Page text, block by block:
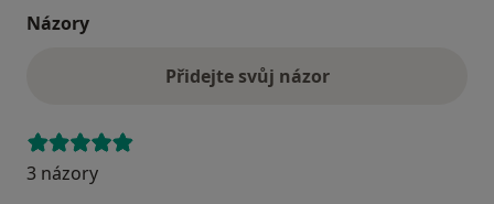
Názory
Přidejte svůj názor
3 názory